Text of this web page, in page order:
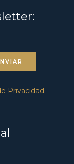
Privacidad.